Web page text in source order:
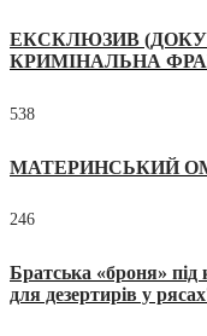
ЕКСКЛЮЗИВ
КРИМІНАЛЬНА
538
МАТЕРИНСЬКИЙ
246
Братська «броня»
для дезертирів у